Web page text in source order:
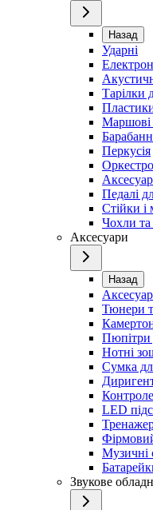
Назад
Ударні
Тарілки
Маршові
Перкусія
Педалі
Стійки і
Чохли та
Аксесуари
Назад
Тюнери
Пюпітри
Нотні
Сумка
LED
Музичні
Звукове